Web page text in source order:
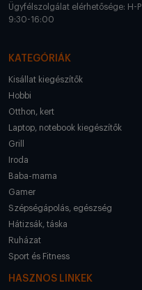
Ügyfélszolgálat elérhetősége: H-P
9:30-16:00
KATEGÓRIÁK
Kisállat kiegészítők
Hobbi
Otthon, kert
Laptop, notebook kiegészítők
Grill
Iroda
Baba-mama
Gamer
Szépségápolás, egészség
Hátizsák, táska
Ruházat
Sport és Fitness
HASZNOS LINKEK